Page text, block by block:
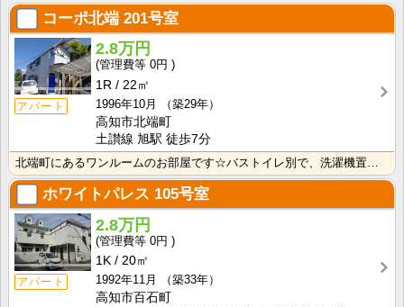
コーポ北端 201号室
アパート
2.8万円
0円
1R
22㎡
1996年10月
（築29年）
高知市北端町
土讃線 旭駅 徒歩7分
ホワイトパレス 105号室
アパート
2.8万円
0円
1K
20㎡
1992年11月
（築33年）
高知市百石町